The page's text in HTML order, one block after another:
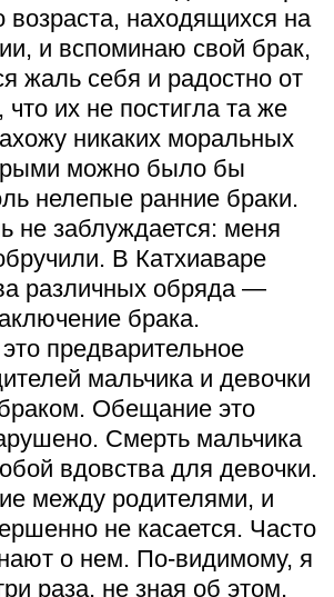
возраста, находящихся на
и вспоминаю свой брак,
жаль себя и радостно от
что их не постигла та же
никаких моральных
можно было бы
нелепые ранние браки.
не заблуждается: меня
В Катхиаваре
различных обряда —
брака.
предварительное
мальчика и девочки
Обещание это
Смерть мальчика
вдовства для девочки.
между родителями, и
не касается. Часто
о нем. По-видимому, я
раза, не зная об этом.